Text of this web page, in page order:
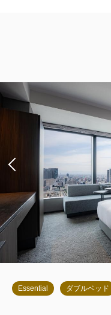
Essential ダブルベッド